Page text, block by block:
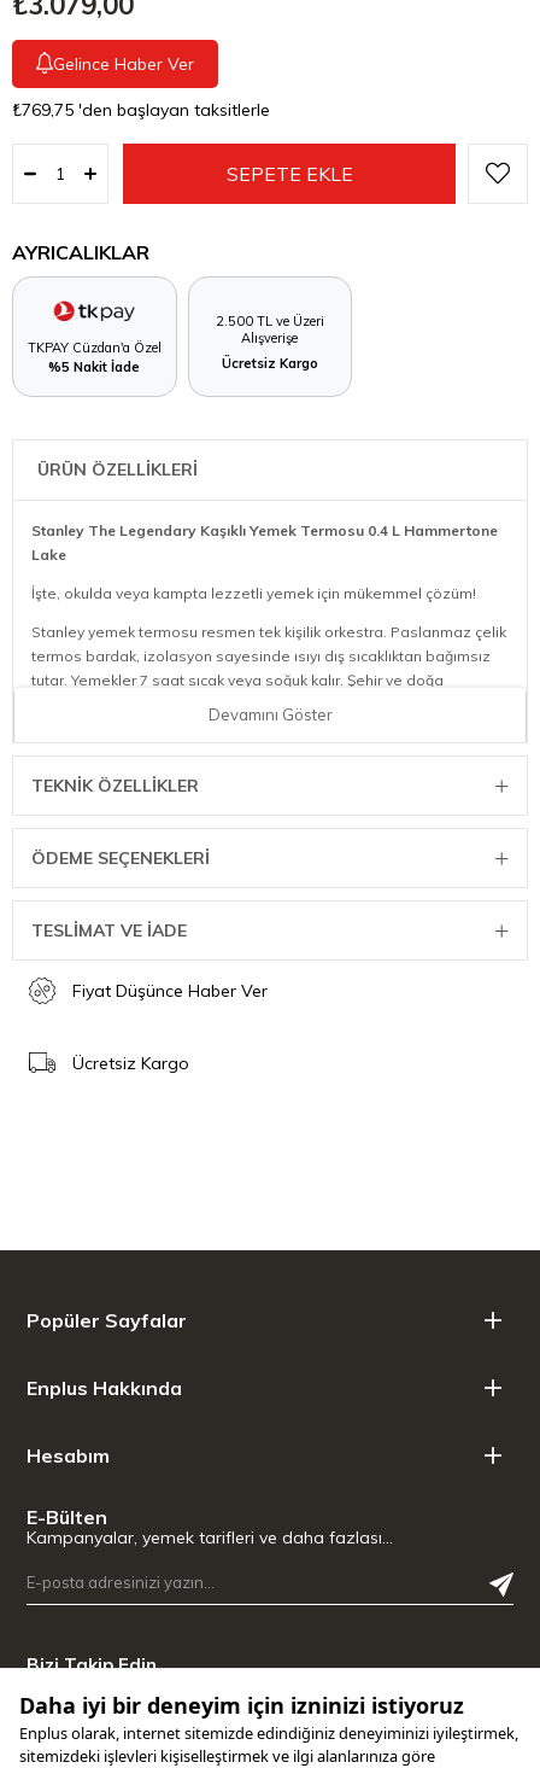
Gelince Haber Ver
₺769,75 'den başlayan taksitlerle
AYRICALIKLAR
TKPAY Cüzdan'a Özel
%5 Nakit İade
2.500 TL ve Üzeri
Alışverişe
Ücretsiz Kargo
ÜRÜN ÖZELLİKLERİ
Stanley The Legendary Kaşıklı Yemek Termosu 0.4 L Hammertone
Lake
İşte, okulda veya kampta lezzetli yemek için mükemmel çözüm!
Stanley yemek termosu resmen tek kişilik orkestra. Paslanmaz çelik
termos bardak, izolasyon sayesinde ısıyı dış sıcaklıktan bağımsız
tutar. Yemekler 7 saat sıcak veya soğuk kalır. Şehir ve doğa
Ürün Özellikleri
18/8 paslanmaz çelik, BPA içermez
Sızdırmaz + paketlenebilir
Kaşık yerine de geçen çatal dahildir.
Boyutları: 10.7 x 8.63 x 13.5 cm
Sıcak & Soğuk: 7 saat
Devamını Göster
TEKNIK ÖZELLIKLER
ÖDEME SEÇENEKLERI
TESLİMAT VE İADE
Fiyat Düşünce Haber Ver
Ücretsiz Kargo
Popüler Sayfalar
Enplus Hakkında
Hesabım
E-Bülten
Kampanyalar, yemek tarifleri ve daha fazlası…
Bizi Takip Edin